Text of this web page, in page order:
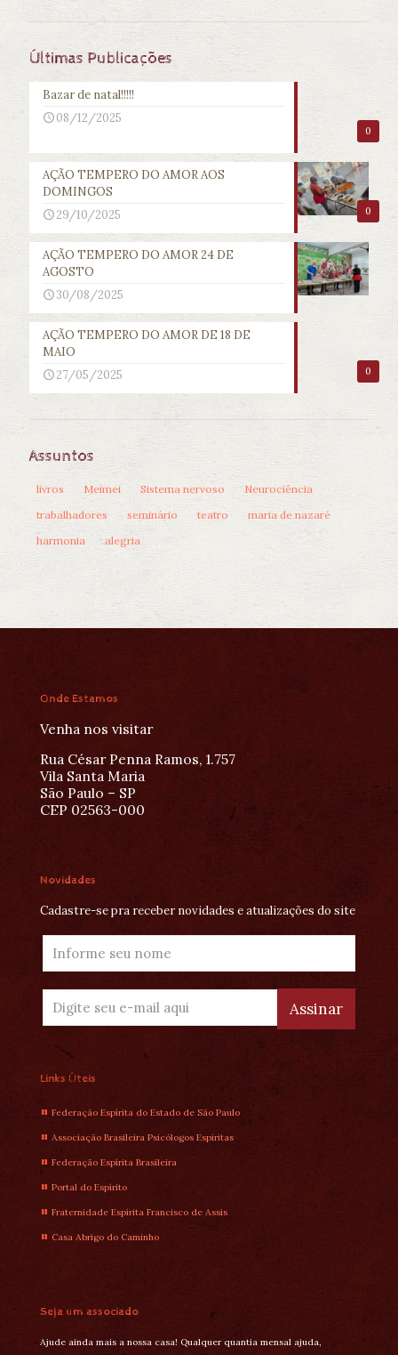
Últimas Publicações
0
Bazar de natal!!!!!
08/12/2025
0
AÇÃO TEMPERO DO AMOR AOS
DOMINGOS
29/10/2025
AÇÃO TEMPERO DO AMOR 24 DE
AGOSTO
30/08/2025
0
AÇÃO TEMPERO DO AMOR DE 18 DE
MAIO
27/05/2025
Assuntos
livros Meimei Sistema nervoso
Neurociência
trabalhadores
seminário teatro
maria de nazaré
harmonia
alegria
Onde Estamos
Venha nos visitar
Rua César Penna Ramos, 1.757
Vila Santa Maria
São Paulo – SP
CEP 02563-000
Novidades
Cadastre-se pra receber novidades e atualizações do site
Links Úteis
Federação Espírita do Estado de São Paulo
Associação Brasileira Psicólogos Espíritas
Federação Espírita Brasileira
Portal do Espírito
Fraternidade Espírita Francisco de Assis
Casa Abrigo do Caminho
Seja um associado
Ajude ainda mais a nossa casa! Qualquer quantia mensal ajuda,